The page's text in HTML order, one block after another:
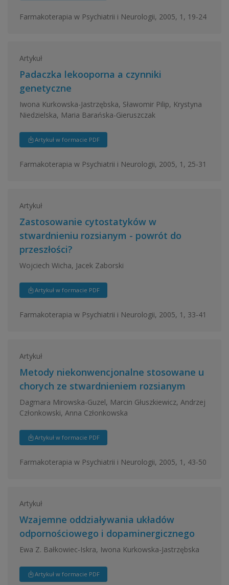
Farmakoterapia w Psychiatrii i Neurologii, 2005, 1, 19-24
Artykuł
Padaczka lekooporna a czynniki
genetyczne
Iwona Kurkowska-Jastrzębska, Sławomir Pilip, Krystyna
Niedzielska, Maria Barańska-Gieruszczak
Artykuł w formacie PDF
Farmakoterapia w Psychiatrii i Neurologii, 2005, 1, 25-31
Artykuł
Zastosowanie cytostatyków w
stwardnieniu rozsianym - powrót do
przeszłości?
Wojciech Wicha, Jacek Zaborski
Artykuł w formacie PDF
Farmakoterapia w Psychiatrii i Neurologii, 2005, 1, 33-41
Artykuł
Metody niekonwencjonalne stosowane u
chorych ze stwardnieniem rozsianym
Dagmara Mirowska-Guzel, Marcin Głuszkiewicz, Andrzej
Członkowski, Anna Członkowska
Artykuł w formacie PDF
Farmakoterapia w Psychiatrii i Neurologii, 2005, 1, 43-50
Artykuł
Wzajemne oddziaływania układów
odpornościowego i dopaminergicznego
Ewa Z. Bałkowiec-Iskra, Iwona Kurkowska-Jastrzębska
Artykuł w formacie PDF